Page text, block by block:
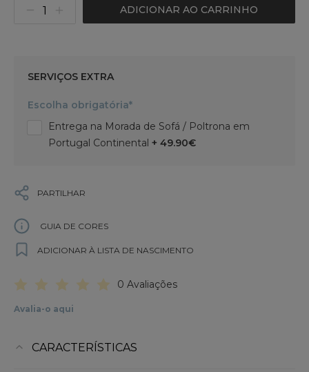
ADICIONAR AO CARRINHO
SERVIÇOS EXTRA
Escolha obrigatória*
Entrega na Morada de Sofá / Poltrona em
Portugal Continental + 49.90€
PARTILHAR
GUIA DE CORES
ADICIONAR À LISTA DE NASCIMENTO
0 Avaliações
Avalia-o aqui
CARACTERÍSTICAS